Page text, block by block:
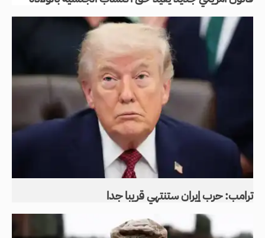
ترامب: حرب إيران ستنتهي قريبا جدا